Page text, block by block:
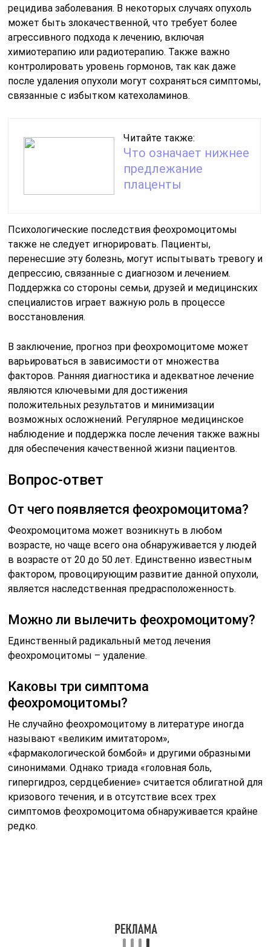
рецидива заболевания. В некоторых случаях опухоль
может быть злокачественной, что требует более
агрессивного подхода к лечению, включая
химиотерапию или радиотерапию. Также важно
контролировать уровень гормонов, так как даже
после удаления опухоли могут сохраняться симптомы,
связанные с избытком катехоламинов.
Читайте также:
Что означает нижнее
предлежание
плаценты
Психологические последствия феохромоцитомы
также не следует игнорировать. Пациенты,
перенесшие эту болезнь, могут испытывать тревогу и
депрессию, связанные с диагнозом и лечением.
Поддержка со стороны семьи, друзей и медицинских
специалистов играет важную роль в процессе
восстановления.
В заключение, прогноз при феохромоцитоме может
варьироваться в зависимости от множества
факторов. Ранняя диагностика и адекватное лечение
являются ключевыми для достижения
положительных результатов и минимизации
возможных осложнений. Регулярное медицинское
наблюдение и поддержка после лечения также важны
для обеспечения качественной жизни пациентов.
Вопрос-ответ
От чего появляется феохромоцитома?
Феохромоцитома может возникнуть в любом
возрасте, но чаще всего она обнаруживается у людей
в возрасте от 20 до 50 лет. Единственно известным
фактором, провоцирующим развитие данной опухоли,
является наследственная предрасположенность.
Можно ли вылечить феохромоцитому?
Единственный радикальный метод лечения
феохромоцитомы – удаление.
Каковы три симптома
феохромоцитомы?
Не случайно феохромоцитому в литературе иногда
называют «великим имитатором»,
«фармакологической бомбой» и другими образными
синонимами. Однако триада «головная боль,
гипергидроз, сердцебиение» считается облигатной для
кризового течения, и в отсутствие всех трех
симптомов феохромоцитома обнаруживается крайне
редко.